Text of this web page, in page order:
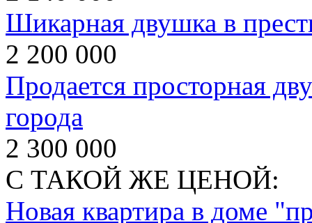
Шикарная двушка в
2 200 000
Продается просторная
города
2 300 000
С ТАКОЙ ЖЕ ЦЕНОЙ:
Новая квартира в доме